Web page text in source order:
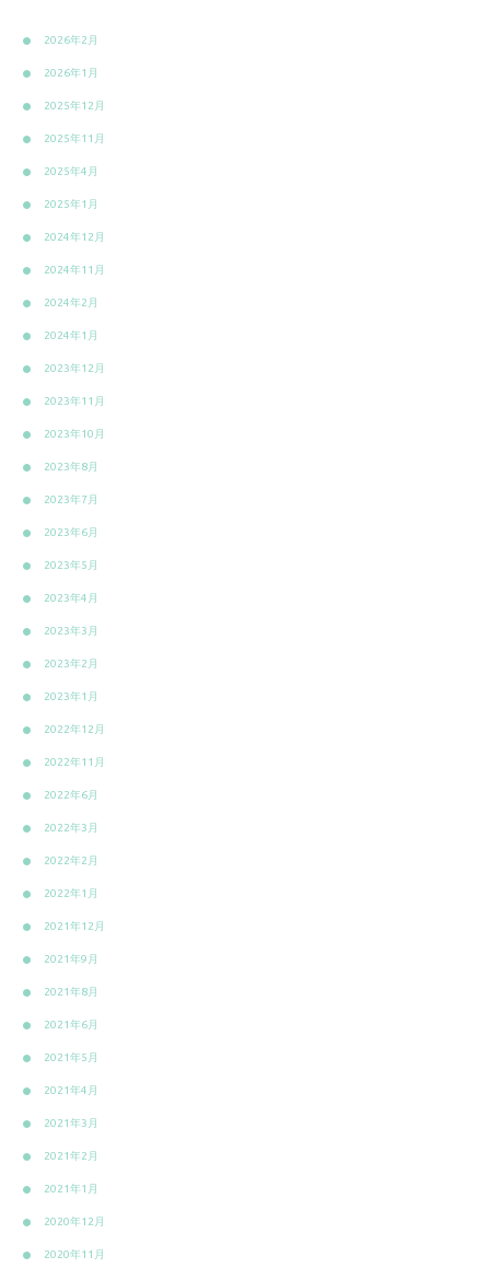
2026年2月
2026年1月
2025年12月
2025年11月
2025年4月
2025年1月
2024年12月
2024年11月
2024年2月
2024年1月
2023年12月
2023年11月
2023年10月
2023年8月
2023年7月
2023年6月
2023年5月
2023年4月
2023年3月
2023年2月
2023年1月
2022年12月
2022年11月
2022年6月
2022年3月
2022年2月
2022年1月
2021年12月
2021年9月
2021年8月
2021年6月
2021年5月
2021年4月
2021年3月
2021年2月
2021年1月
2020年12月
2020年11月